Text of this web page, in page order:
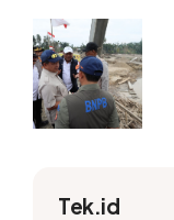
Tek.id